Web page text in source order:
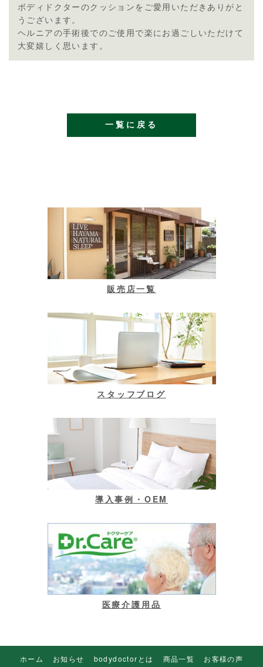
ボディドクターのクッションをご愛用いただきありがと
うございます。
ヘルニアの手術後でのご使用で楽にお過ごしいただけて
大変嬉しく思います。
一覧に戻る
販売店一覧
スタッフブログ
導入事例・OEM
医療介護用品
ホーム お知らせ bodydoctorとは 商品一覧
お客様の声